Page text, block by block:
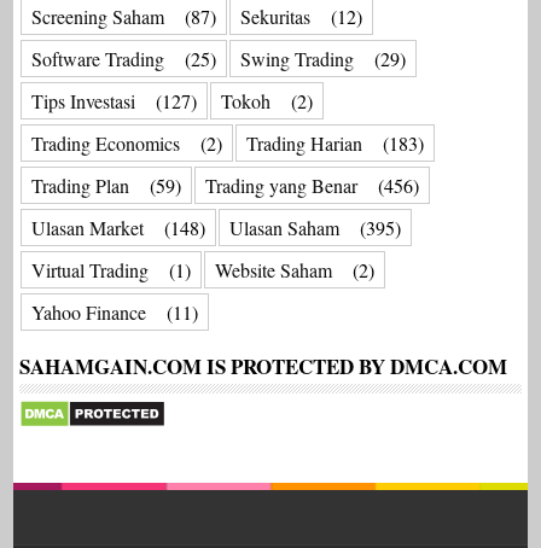
Screening Saham
(87) Sekuritas
(12)
Software Trading
(25) Swing Trading
(29)
Tips Investasi
(127) Tokoh
(2)
Trading Economics
(2) Trading Harian
(183)
Trading Plan
(59) Trading yang Benar
(456)
Ulasan Market
(148) Ulasan Saham
(395)
Virtual Trading
(1) Website Saham
(2)
Yahoo Finance
(11)
SAHAMGAIN.COM IS PROTECTED BY DMCA.COM